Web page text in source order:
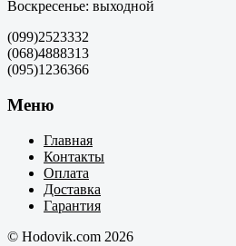
Воскресенье: выходной
(099)2523332
(068)4888313
(095)1236366
Меню
Главная
Контакты
Оплата
Доставка
Гарантия
© Hodovik.com 2026